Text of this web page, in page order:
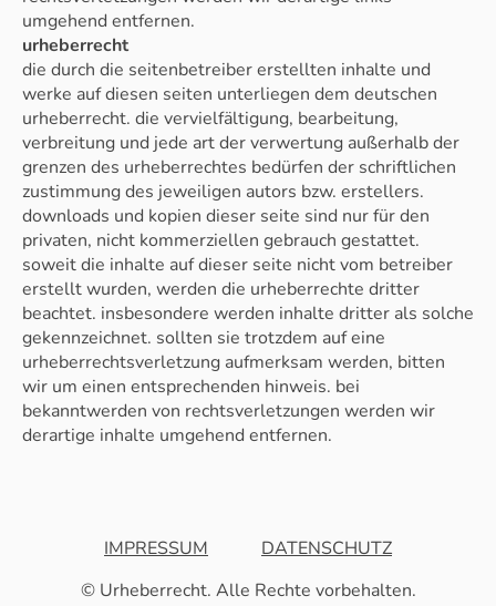
umgehend entfernen.
urheberrecht
die durch die seitenbetreiber erstellten inhalte und
werke auf diesen seiten unterliegen dem deutschen
urheberrecht. die vervielfältigung, bearbeitung,
verbreitung und jede art der verwertung außerhalb der
grenzen des urheberrechtes bedürfen der schriftlichen
zustimmung des jeweiligen autors bzw. erstellers.
downloads und kopien dieser seite sind nur für den
privaten, nicht kommerziellen gebrauch gestattet.
soweit die inhalte auf dieser seite nicht vom betreiber
erstellt wurden, werden die urheberrechte dritter
beachtet. insbesondere werden inhalte dritter als solche
gekennzeichnet. sollten sie trotzdem auf eine
urheberrechtsverletzung aufmerksam werden, bitten
wir um einen entsprechenden hinweis. bei
bekanntwerden von rechtsverletzungen werden wir
derartige inhalte umgehend entfernen.
IMPRESSUM
DATENSCHUTZ
© Urheberrecht. Alle Rechte vorbehalten.